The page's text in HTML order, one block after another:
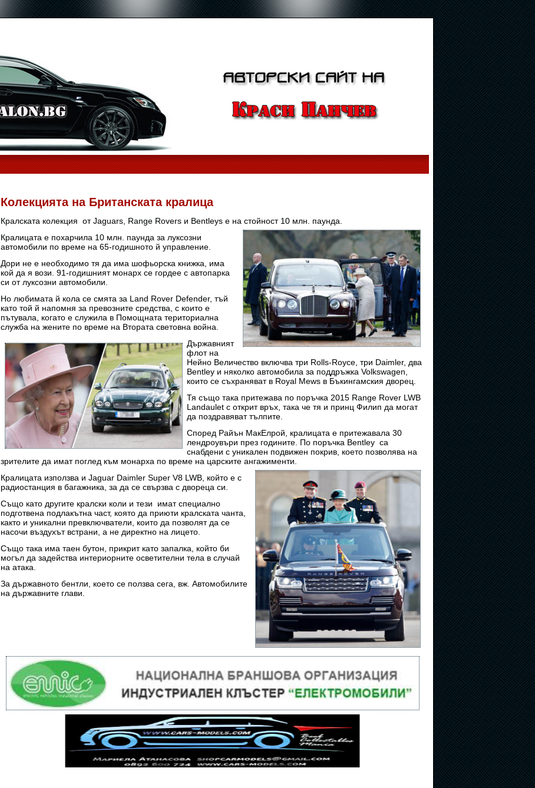
Колекцията на Британската кралица
Кралската колекция от Jaguars, Range Rovers и Bentleys е на стойност 10 млн. паунда.
Кралицата е похарчила 10 млн. паунда за луксозни
автомобили по време на 65-годишното й управление.
Дори не е необходимо тя да има шофьорска книжка, има
кой да я вози. 91-годишният монарх се гордее с автопарка
си от луксозни автомобили.
Но любимата й кола се смята за Land Rover Defender, тъй
като той й напомня за превозните средства, с които е
пътувала, когато е служила в Помощната териториална
служба на жените по време на Втората световна война.
Държавният
флот на
Нейно Величество включва три Rolls-Royce, три Daimler, два
Bentley и няколко автомобила за поддръжка Volkswagen,
които се съхраняват в Royal Mews в Бъкингамския дворец.
Тя също така притежава по поръчка 2015 Range Rover LWB
Landaulet с открит връх, така че тя и принц Филип да могат
да поздравяват тълпите.
Според Райън МакЕлрой, кралицата е притежавала 30
лендроувъри през годините. По поръчка Bentley са
снабдени с уникален подвижен покрив, което позволява на
зрителите да имат поглед към монарха по време на царските ангажименти.
Кралицата използва и Jaguar Daimler Super V8 LWB, който е с
радиостанция в багажника, за да се свързва с двореца си.
Също като другите кралски коли и тези имат специално
подготвена подлакътна част, която да приюти кралската чанта,
както и уникални превключватели, които да позволят да се
насочи въздухът встрани, а не директно на лицето.
Също така има таен бутон, прикрит като запалка, който би
могъл да задейства интериорните осветителни тела в случай
на атака.
За държавното бентли, което се ползва сега, вж. Автомобилите
на държавните глави.